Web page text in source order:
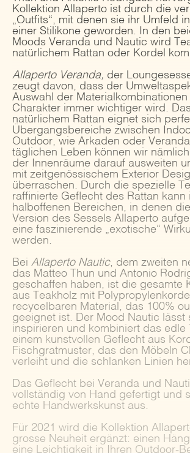
Kollektion Allaperto ist durch die
„Outfits“, mit denen sie ihr Umfeld
einer Stilikone geworden. In den
Moods Veranda und Nautic wird
natürlichem Rattan oder Kordel
Allaperto Veranda, der
zeugt davon, dass der
Auswahl der
Charakter immer wichtiger wird.
natürlichem Rattan eignet sich
Übergangsbereiche zwischen
Outdoor, wie Arkaden oder
täglichen Leben können wir
der Innenräume darauf ausweiten
mit zeitgenössischem Exterior
überraschen. Durch die spezielle
raffinierte Geflecht des Rattan kann
halboffenen Bereichen, in denen
Version des Sessels Allaperto
eine faszinierende „exotische“
werden.
Bei Allaperto Nautic, dem zweiten
das Matteo Thun und Antonio
geschaffen haben, ist die gesamte
aus Teakholz mit
recycelbaren Material, das 100%
geeignet ist. Der Mood Nautic lässt
inspirieren und kombiniert das edle
einem kunstvollen Geflecht aus
Fischgratmuster, das den Möbeln
verleiht und die schlanken Linien
Das Geflecht bei Veranda und
vollständig von Hand gefertigt und
echte Handwerkskunst aus.
Für 2021 wird die Kollektion
grosse Neuheit ergänzt: einen
eine Leichtigkeit in Ihren Outdoor-